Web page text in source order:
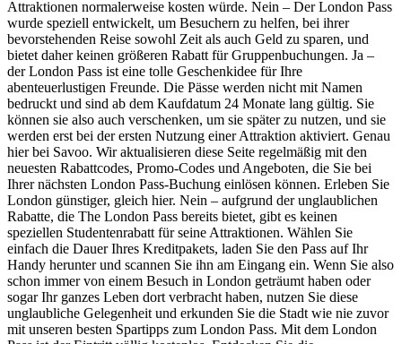
Attraktionen normalerweise kosten würde. Nein – Der London Pass
wurde speziell entwickelt, um Besuchern zu helfen, bei ihrer
bevorstehenden Reise sowohl Zeit als auch Geld zu sparen, und
bietet daher keinen größeren Rabatt für Gruppenbuchungen. Ja –
der London Pass ist eine tolle Geschenkidee für Ihre
abenteuerlustigen Freunde. Die Pässe werden nicht mit Namen
bedruckt und sind ab dem Kaufdatum 24 Monate lang gültig. Sie
können sie also auch verschenken, um sie später zu nutzen, und sie
werden erst bei der ersten Nutzung einer Attraktion aktiviert. Genau
hier bei Savoo. Wir aktualisieren diese Seite regelmäßig mit den
neuesten Rabattcodes, Promo-Codes und Angeboten, die Sie bei
Ihrer nächsten London Pass-Buchung einlösen können. Erleben Sie
London günstiger, gleich hier. Nein – aufgrund der unglaublichen
Rabatte, die The London Pass bereits bietet, gibt es keinen
speziellen Studentenrabatt für seine Attraktionen. Wählen Sie
einfach die Dauer Ihres Kreditpakets, laden Sie den Pass auf Ihr
Handy herunter und scannen Sie ihn am Eingang ein. Wenn Sie also
schon immer von einem Besuch in London geträumt haben oder
sogar Ihr ganzes Leben dort verbracht haben, nutzen Sie diese
unglaubliche Gelegenheit und erkunden Sie die Stadt wie nie zuvor
mit unseren besten Spartipps zum London Pass. Mit dem London